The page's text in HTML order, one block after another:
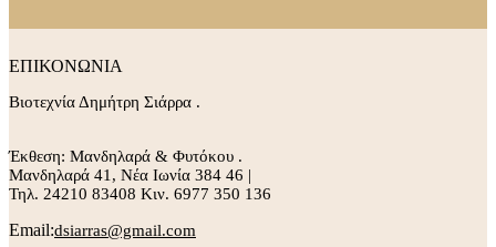
ΕΠΙΚΟΝΩΝΙΑ
Βιοτεχνία Δημήτρη Σιάρρα .
Έκθεση: Μανδηλαρά & Φυτόκου .
Μανδηλαρά 41, Νέα Ιωνία 384 46 |
Τηλ. 24210 83408 Κιν. 6977 350 136
Email:dsiarras@gmail.com